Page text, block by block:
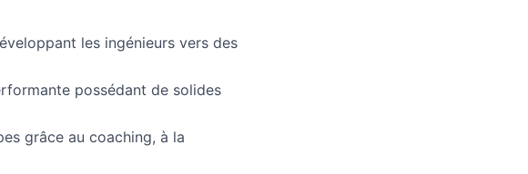
les ingénieurs vers des
possédant de solides
grâce au coaching, à la